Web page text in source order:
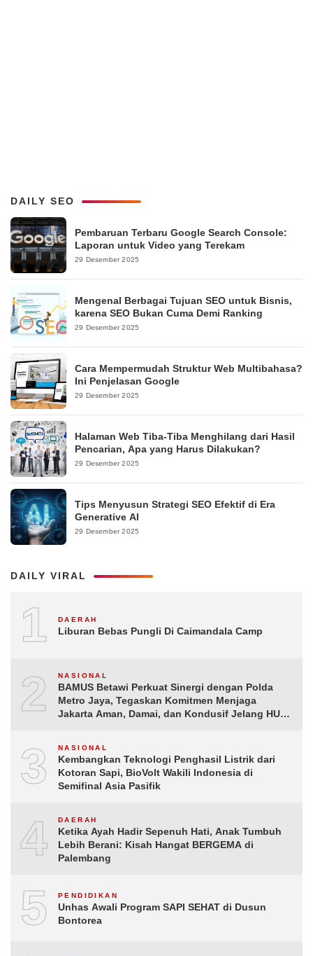
DAILY SEO
Pembaruan Terbaru Google Search Console:
Laporan untuk Video yang Terekam
29 Desember 2025
Mengenal Berbagai Tujuan SEO untuk Bisnis,
karena SEO Bukan Cuma Demi Ranking
29 Desember 2025
Cara Mempermudah Struktur Web Multibahasa?
Ini Penjelasan Google
29 Desember 2025
Halaman Web Tiba-Tiba Menghilang dari Hasil
Pencarian, Apa yang Harus Dilakukan?
29 Desember 2025
Tips Menyusun Strategi SEO Efektif di Era
Generative AI
29 Desember 2025
DAILY VIRAL
1 DAERAH
Liburan Bebas Pungli Di Caimandala Camp
2 NASIONAL
BAMUS Betawi Perkuat Sinergi dengan Polda
Metro Jaya, Tegaskan Komitmen Menjaga
Jakarta Aman, Damai, dan Kondusif Jelang HUT
3 NASIONAL
Kembangkan Teknologi Penghasil Listrik dari
Kotoran Sapi, BioVolt Wakili Indonesia di
Semifinal Asia Pasifik
4 DAERAH
Ketika Ayah Hadir Sepenuh Hati, Anak Tumbuh
Lebih Berani: Kisah Hangat BERGEMA di
Palembang
5 PENDIDIKAN
Unhas Awali Program SAPI SEHAT di Dusun
Bontorea